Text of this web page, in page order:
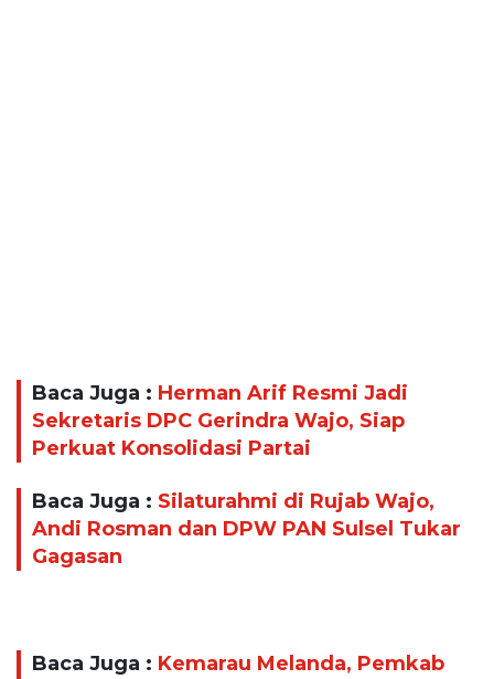
Baca Juga : Herman Arif Resmi Jadi
Sekretaris DPC Gerindra Wajo, Siap
Perkuat Konsolidasi Partai
Baca Juga : Silaturahmi di Rujab Wajo,
Andi Rosman dan DPW PAN Sulsel Tukar
Gagasan
Baca Juga : Kemarau Melanda, Pemkab